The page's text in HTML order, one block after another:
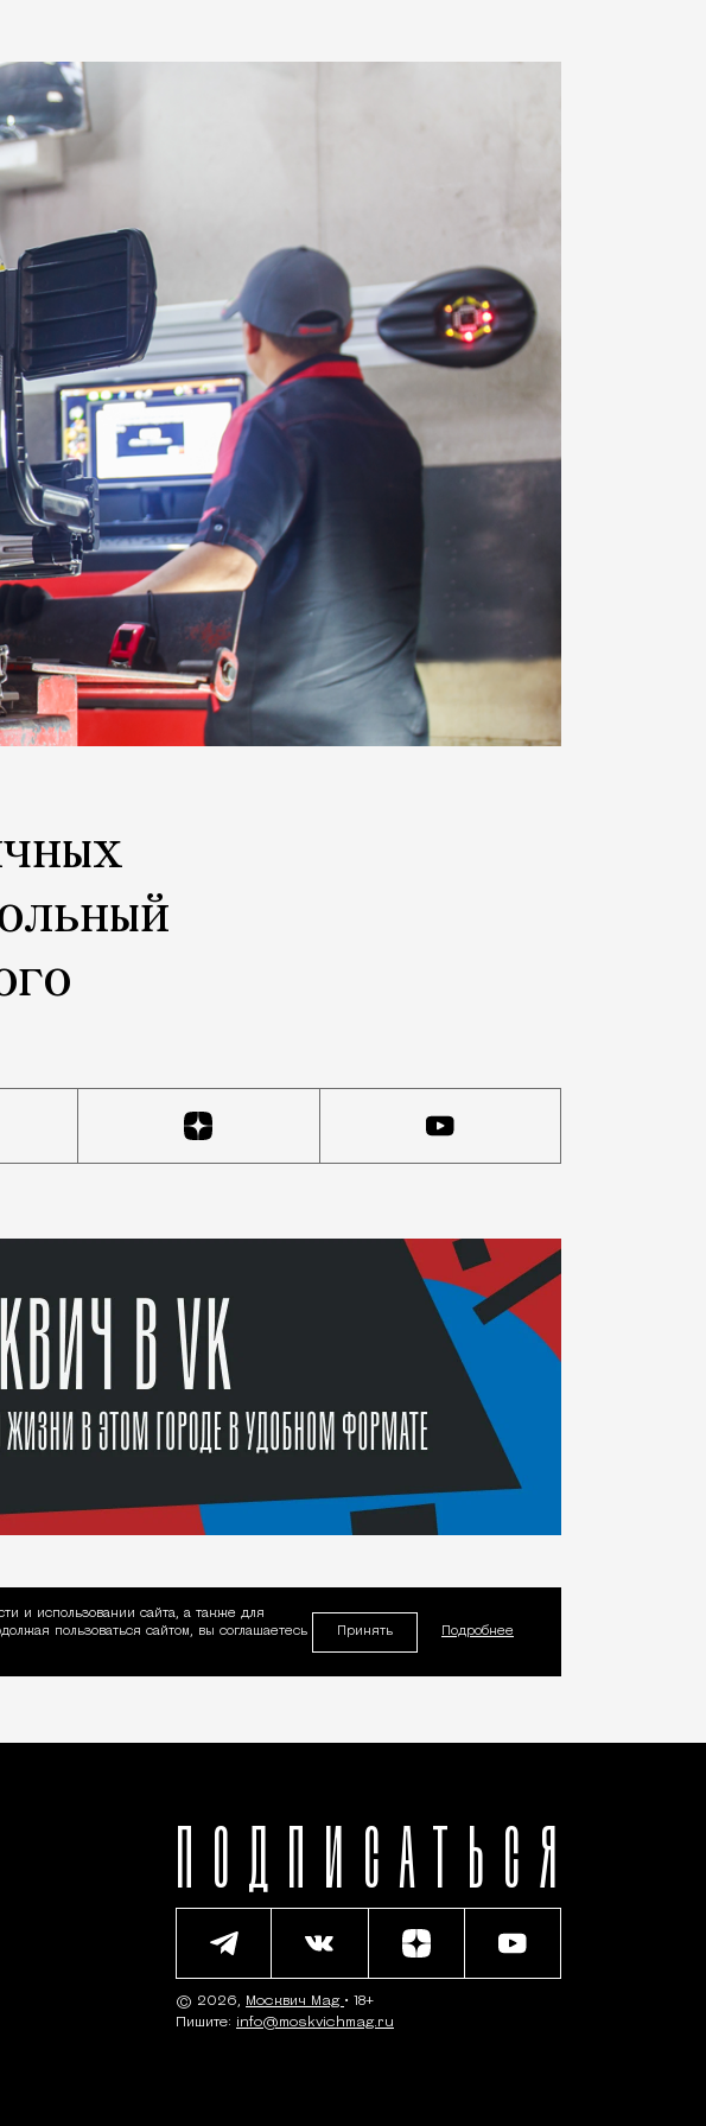
и использовании сайта, а также для
пользоваться сайтом, вы соглашаетесь
Принять Подробнее
ПОДПИСАТЬСЯ
© 2026, Москвич Mag • 18+
Пишите: info@moskvichmag.ru